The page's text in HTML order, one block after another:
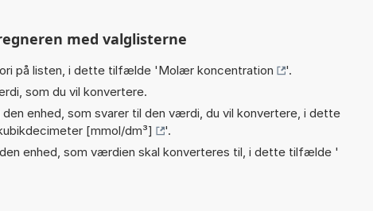
med valglisterne
på listen, i dette tilfælde 'Molær koncentration
'.
som du vil konvertere.
enhed, som svarer til den værdi, du vil konvertere, i dette
[mmol/dm³]
'.
enhed, som værdien skal konverteres til, i dette tilfælde '